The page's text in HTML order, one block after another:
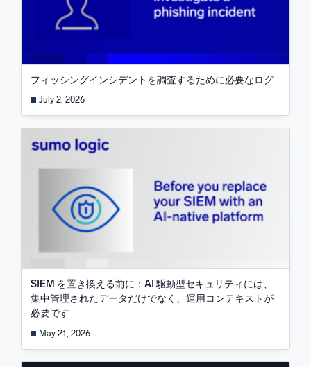
フィッシングインシデントを調査するために必要なログ
July 2, 2026
SIEM を置き換える前に：AI 駆動型セキュリティには、
集中管理されたデータだけでなく、運用コンテキストが
必要です
May 21, 2026